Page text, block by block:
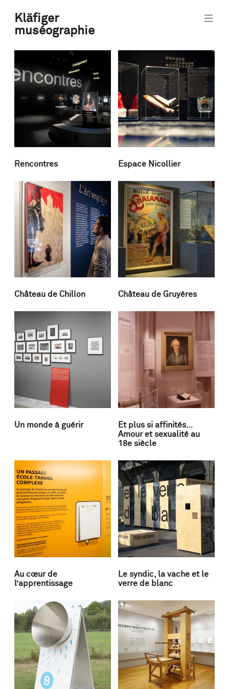
au
contenu
Kläfiger
muséographie
design
Rencontres Espace Nicollier
Château de Chillon Château de Gruyères
Un monde à guérir
Et plus si affinités…
Amour et sexualité au
18e siècle
Au cœur de
l’apprentissage
Le syndic, la vache et le
verre de blanc